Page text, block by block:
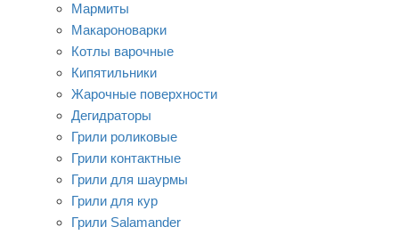
Мармиты
Макароноварки
Котлы варочные
Кипятильники
Жарочные поверхности
Дегидраторы
Грили роликовые
Грили контактные
Грили для шаурмы
Грили для кур
Грили Salamander